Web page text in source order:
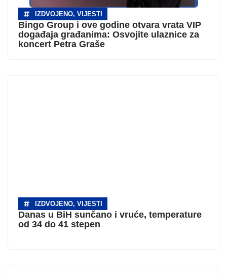
IZDVOJENO, VIJESTI
Bingo Group i ove godine otvara vrata VIP
događaja građanima: Osvojite ulaznice za
koncert Petra Graše
IZDVOJENO, VIJESTI
Danas u BiH sunčano i vruće, temperature
od 34 do 41 stepen